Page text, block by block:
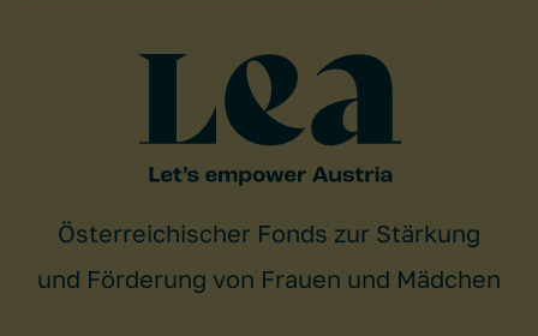
Österreichischer Fonds zur Stärkung
und Förderung von Frauen und Mädchen